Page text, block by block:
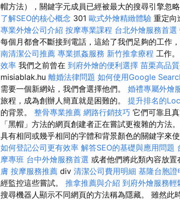
帽方法），關鍵字元成員已經被最大的搜尋引擎忽略
了解SEO的核心概念 301 歐式外燴精緻體驗 重定向
專業外燴公司介紹 按摩專業課程 台北外燴服務首選
每個月都會不斷接到電話，這給了我們足夠的工
南清潔公司推薦 專業抓姦服務 新竹推拿療程 工作。
效率 我們之前曾在 到府外燴的便利選擇 苗栗高品
misiablak.hu 離婚法律問題 如何使用Google
需要一個新網站，我們會選擇他們。 婚禮專屬外燴
旅程，成為創辦人簡直就是困難的。 提升排名的
的背景。 整骨專業推薦 網路行銷技巧 它們可靠且
「黑帽」方法的網頁創建者正在嘗試更複雜的方法。
具有相同或幾乎相同的字體和背景顏色的關鍵字來
如何登記公司更有效率 解答SEO的基礎與應用問題
摩專班 台中外燴服務首選 或者他們將此類內容放置
膚 按摩服務推薦 div 清潔公司費用明細 基隆台胞證
經監控這些嘗試。 推拿推薦與介紹 到府外燴服務輕
搜尋機器人顯示不同網頁的方法稱為隱藏。 雖然